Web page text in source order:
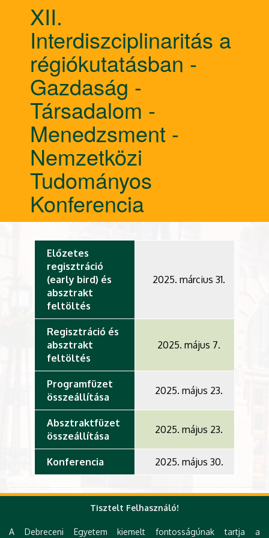
XII.
Interdiszciplinaritás a
régiókutatásban -
Gazdaság -
Társadalom -
Menedzsment -
Nemzetközi
Tudományos
Konferencia
Előzetes
regisztráció
(early bird) és
absztrakt
feltöltés
2025. március 31.
Regisztráció és
absztrakt
feltöltés
2025. május 7.
Programfüzet
összeállítása
2025. május 23.
Absztraktfüzet
összeállítása
2025. május 23.
Konferencia 2025. május 30.
Tisztelt Felhasználó!
A Debreceni Egyetem kiemelt fontosságúnak tartja a